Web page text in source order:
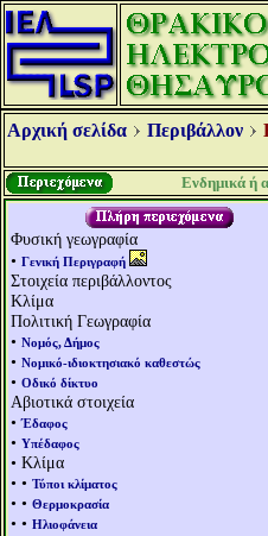
Αρχική σελίδα Περιβάλλον
Ενδημικά ή
Φυσική γεωγραφία
• Γενική Περιγραφή
Στοιχεία περιβάλλοντος
Κλίμα
Πολιτική Γεωγραφία
• Νομός, Δήμος
• Νομικό-ιδιοκτησιακό καθεστώς
• Οδικό δίκτυο
Αβιοτικά στοιχεία
•Έδαφος
• Υπέδαφος
• Κλίμα
• • Τύποι κλίματος
• • Θερμοκρασία
• • Ηλιοφάνεια